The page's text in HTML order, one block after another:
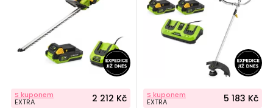
S kuponem
EXTRA 2 212 Kč S kuponem
EXTRA 5 183 Kč